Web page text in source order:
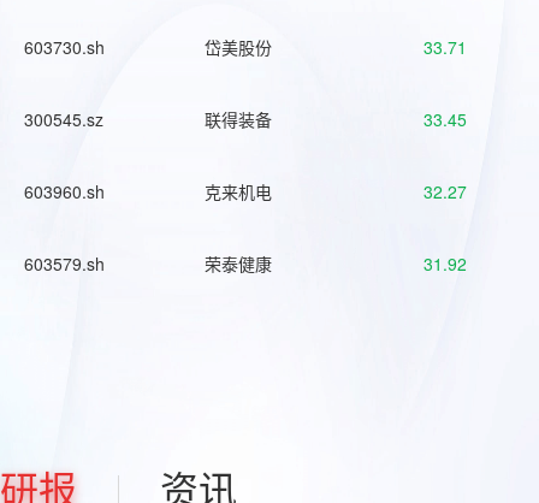
603730.sh 岱美股份 33.71
300545.sz 联得装备 33.45
603960.sh 克来机电 32.27
603579.sh 荣泰健康 31.92
研报 资讯